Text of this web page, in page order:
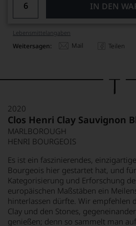
IN DEN
Lebensmittel­angaben
Weitersagen: Mail Teilen
2020
Clos Henri Clay Sauvignon
MARLBOROUGH
HENRI BOURGEOIS
Es ist ein faszinierendes,
Bourgeois hier gestartet hat, und
Kategorisierung und Erforschung
europäischen Maßstäben ein
hinterlassen dürfte. Wir empfehlen
Clay und den Stones,
genießen; denn so sammelt man